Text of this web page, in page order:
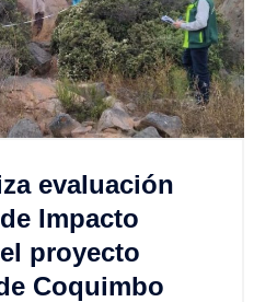
evaluación
Impacto
proyecto
Coquimbo